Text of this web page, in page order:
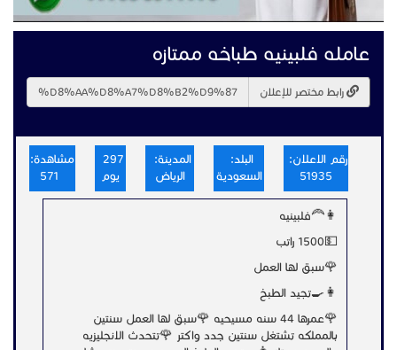
عامله فلبينيه طباخه ممتازه
رابط مختصر للإعلان
رقم الاعلان:
51935
البلد:
السعودية
المدينة:
الرياض
يوم
مشاهدة:
👩‍🦰فلبينيه
💵1500 راتب
🌹سبق لها العمل
👩‍🍳تجيد الطبخ
🌹عمرها 44 سنه مسيحيه 🌹سبق لها العمل سنتين
بالمملكه تشتغل سنتين جدد واكتر 🌹تتحدث الانجليزيه